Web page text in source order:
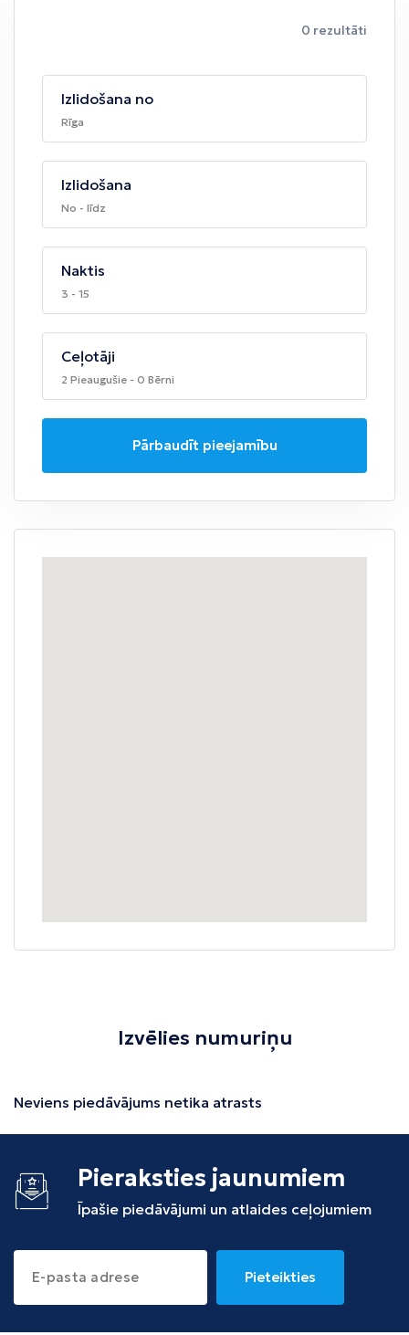
0 rezultāti
Izlidošana no
Rīga
Izlidošana
No - līdz
Naktis
3 - 15
Ceļotāji
2 Pieaugušie - 0 Bērni
Pārbaudīt pieejamību
Izvēlies numuriņu
Neviens piedāvājums netika atrasts
Pieraksties jaunumiem
Īpašie piedāvājumi un atlaides ceļojumiem
Pieteikties